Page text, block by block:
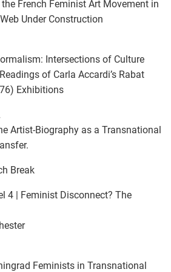
French Feminist Art Movement in
Under Construction
Intersections of Culture
of Carla Accardi’s Rabat
Exhibitions
Artist-Biography as a Transnational
Break
4 | Feminist Disconnect? The
Feminists in Transnational